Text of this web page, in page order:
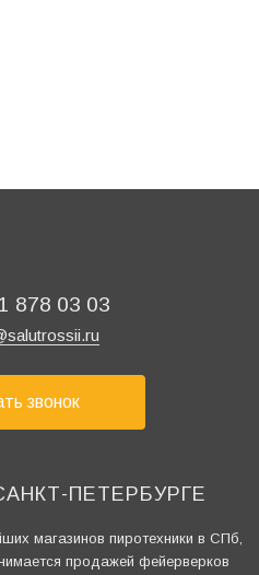
878 03 03
звонок
ПЕТЕРБУРГЕ
магазинов пиротехники в СПб,
продажей фейерверков